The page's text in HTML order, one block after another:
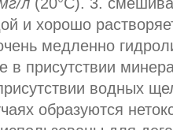
и хорошо
медленно
в присутствии
водных
образуются